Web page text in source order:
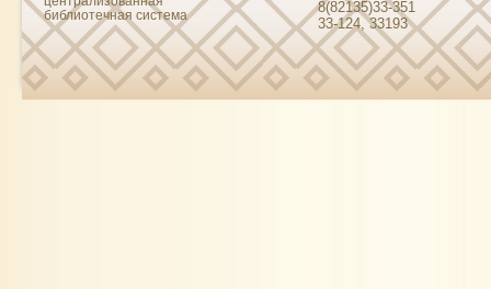
библиотечная система
8(82135)33-351
33-124, 33193